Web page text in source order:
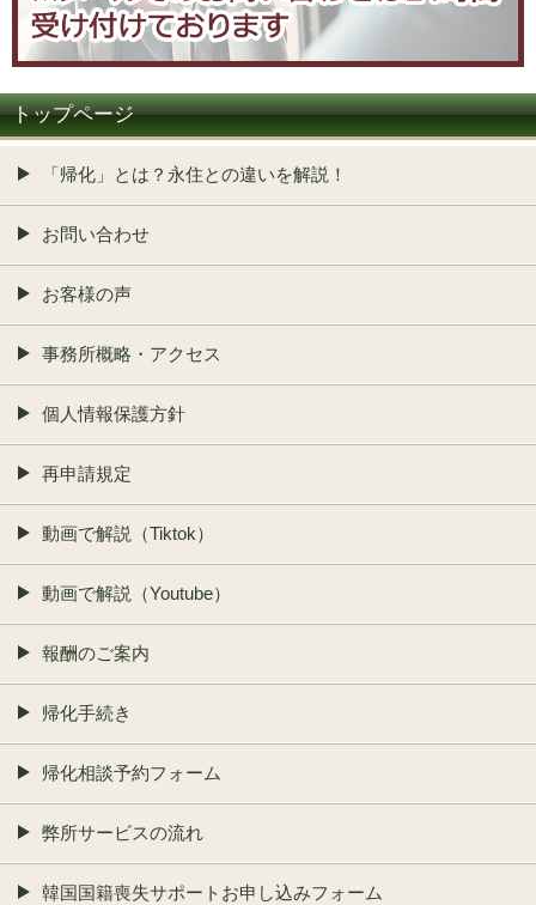
トップページ
「帰化」とは？永住との違いを解説！
お問い合わせ
お客様の声
事務所概略・アクセス
個人情報保護方針
再申請規定
動画で解説（Tiktok）
動画で解説（Youtube）
報酬のご案内
帰化手続き
帰化相談予約フォーム
弊所サービスの流れ
韓国国籍喪失サポートお申し込みフォーム